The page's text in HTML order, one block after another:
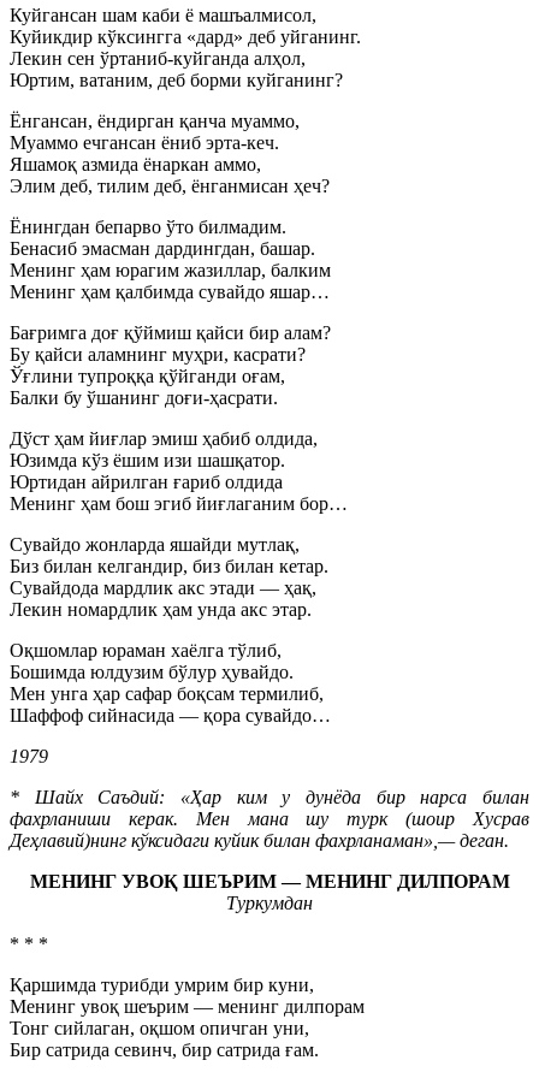
Куйгансан шам каби ё машъалмисол,
Куйикдир кўксингга «дард» деб уйганинг.
Лекин сен ўртаниб-куйганда алҳол,
Юртим, ватаним, деб борми куйганинг?
Ёнгансан, ёндирган қанча муаммо,
Муаммо ечгансан ёниб эрта-кеч.
Яшамоқ азмида ёнаркан аммо,
Элим деб, тилим деб, ёнганмисан ҳеч?
Ёнингдан бепарво ўто билмадим.
Бенасиб эмасман дардингдан, башар.
Менинг ҳам юрагим жазиллар, балким
Менинг ҳам қалбимда сувайдо яшар…
Бағримга доғ қўймиш қайси бир алам?
Бу қайси аламнинг муҳри, касрати?
Ўғлини тупроққа қўйганди оғам,
Балки бу ўшанинг доғи-ҳасрати.
Дўст ҳам йиғлар эмиш ҳабиб олдида,
Юзимда кўз ёшим изи шашқатор.
Юртидан айрилган ғариб олдида
Менинг ҳам бош эгиб йиғлаганим бор…
Сувайдо жонларда яшайди мутлақ,
Биз билан келгандир, биз билан кетар.
Сувайдода мардлик акс этади — ҳақ,
Лекин номардлик ҳам унда акс этар.
Оқшомлар юраман хаёлга тўлиб,
Бошимда юлдузим бўлур ҳувайдо.
Мен унга ҳар сафар боқсам термилиб,
Шаффоф сийнасида — қора сувайдо…
1979
* Шайх Саъдий: «Ҳар ким у дунёда бир нарса билан
фахрланиши керак. Мен мана шу турк (шоир Хусрав
Деҳлавий)нинг кўксидаги куйик билан фахрланаман»,— деган.
МЕНИНГ УВОҚ ШЕЪРИМ — МЕНИНГ ДИЛПОРАМ
Туркумдан
* * *
Қаршимда турибди умрим бир куни,
Менинг увоқ шеърим — менинг дилпорам
Тонг сийлаган, оқшом опичган уни,
Бир сатрида севинч, бир сатрида ғам.